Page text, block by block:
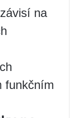
na
funkčním